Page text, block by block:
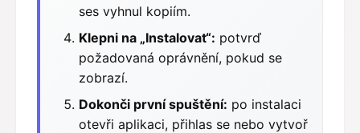
ses vyhnul kopiím.
Klepni na „Instalovat“: potvrď
požadovaná oprávnění, pokud se
zobrazí.
Dokonči první spuštění: po instalaci
otevři aplikaci, přihlas se nebo vytvoř